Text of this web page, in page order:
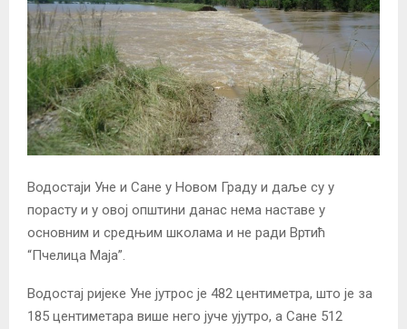
Водостаји Уне и Сане у Новом Граду и даље су у
порасту и у овој општини данас нема наставе у
основним и средњим школама и не ради Вртић
“Пчелица Маја”.
Водостај ријеке Уне јутрос је 482 центиметра, што је за
185 центиметара више него јуче ујутро, а Сане 512